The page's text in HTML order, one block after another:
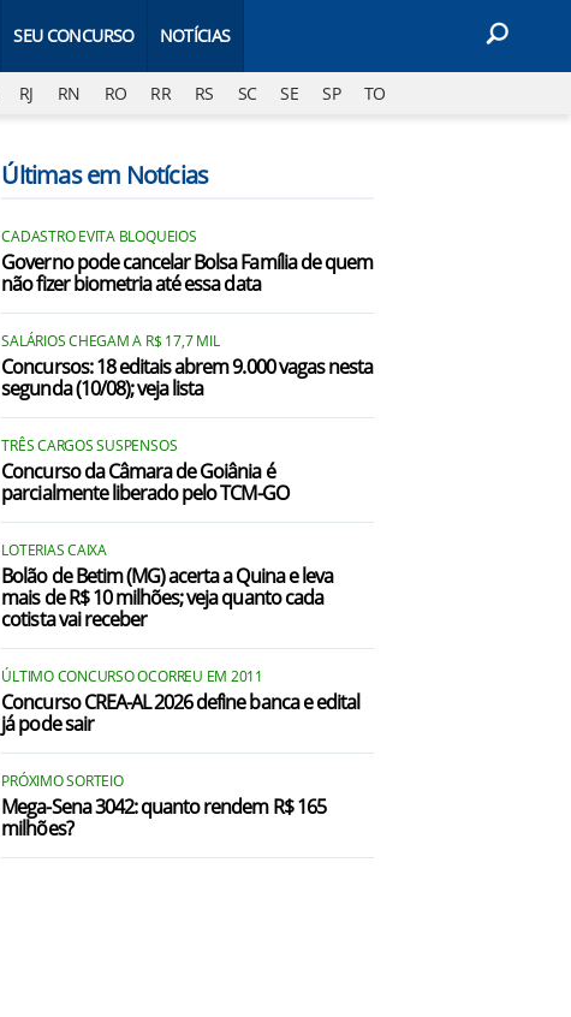
SEU CONCURSO NOTÍCIAS
RJ RN RO RR RS SC SE SP TO
Últimas em Notícias
CADASTRO EVITA BLOQUEIOS
Governo pode cancelar Bolsa Família de quem
não fizer biometria até essa data
SALÁRIOS CHEGAM A R$ 17,7 MIL
Concursos: 18 editais abrem 9.000 vagas nesta
segunda (10/08); veja lista
TRÊS CARGOS SUSPENSOS
Concurso da Câmara de Goiânia é
parcialmente liberado pelo TCM-GO
LOTERIAS CAIXA
Bolão de Betim (MG) acerta a Quina e leva
mais de R$ 10 milhões; veja quanto cada
cotista vai receber
ÚLTIMO CONCURSO OCORREU EM 2011
Concurso CREA-AL 2026 define banca e edital
já pode sair
PRÓXIMO SORTEIO
Mega-Sena 3042: quanto rendem R$ 165
milhões?